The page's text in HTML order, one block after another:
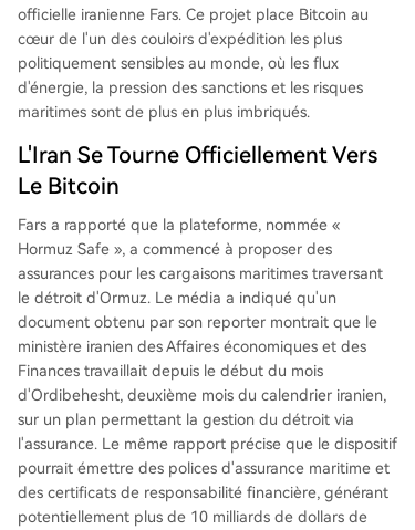
s", offrant une couverture dès la confirmation. Ce
projet survient dans un contexte de tensions gé
opolitiques accrues et de sanctions autour de ce
détroit crucial. Les détails techniques sur la gesti
on des paiements Bitcoin n'ont pas été révélés.
officielle iranienne Fars. Ce projet place Bitcoin au
cœur de l'un des couloirs d'expédition les plus
politiquement sensibles au monde, où les flux
d'énergie, la pression des sanctions et les risques
maritimes sont de plus en plus imbriqués.
L'Iran Se Tourne Officiellement Vers
Le Bitcoin
Fars a rapporté que la plateforme, nommée «
Hormuz Safe », a commencé à proposer des
assurances pour les cargaisons maritimes traversant
le détroit d'Ormuz. Le média a indiqué qu'un
document obtenu par son reporter montrait que le
ministère iranien des Affaires économiques et des
Finances travaillait depuis le début du mois
d'Ordibehesht, deuxième mois du calendrier iranien,
sur un plan permettant la gestion du détroit via
l'assurance. Le même rapport précise que le dispositif
pourrait émettre des polices d'assurance maritime et
des certificats de responsabilité financière, générant
potentiellement plus de 10 milliards de dollars de